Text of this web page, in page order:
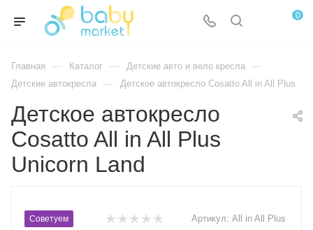
0
Главная — Каталог — Детские авто и вело кресла —
Детские автокресла — Детское автокресло Cosatto All in All Plus
Детское автокресло
Cosatto All in All Plus
Unicorn Land
Советуем Артикул: All in All Plus